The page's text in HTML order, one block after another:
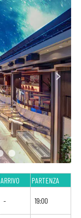
ARRIVO PARTENZA
- 19:00